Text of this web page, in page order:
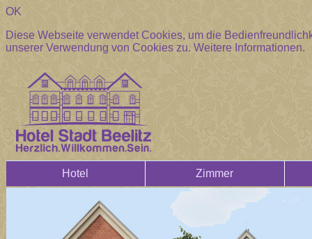
OK
Diese Webseite verwendet Cookies, um die
unserer Verwendung von Cookies zu.Weitere Informationen.
Hotel Zimmer